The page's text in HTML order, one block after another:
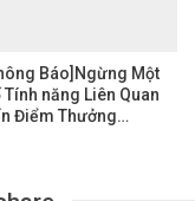
Báo]Ngừng Một
Tính năng Liên Quan
Điểm Thưởng…